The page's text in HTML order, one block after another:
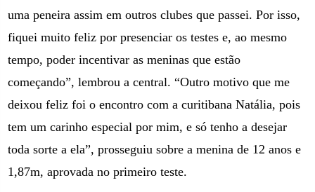
uma peneira assim em outros clubes que passei. Por isso,
fiquei muito feliz por presenciar os testes e, ao mesmo
tempo, poder incentivar as meninas que estão
começando”, lembrou a central. “Outro motivo que me
deixou feliz foi o encontro com a curitibana Natália, pois
tem um carinho especial por mim, e só tenho a desejar
toda sorte a ela”, prosseguiu sobre a menina de 12 anos e
1,87m, aprovada no primeiro teste.